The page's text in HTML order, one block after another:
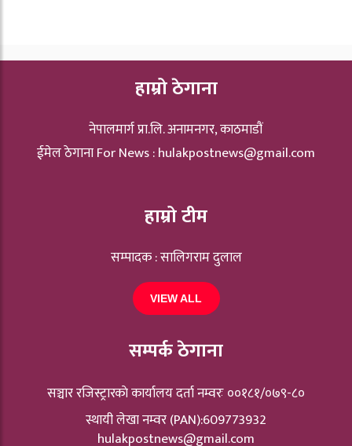
हाम्रो ठेगाना
नेपालमार्ग प्रा.लि. अनामनगर, काठमाडौं
ईमेल ठेगाना For News :hulakpostnews@gmail.com
हाम्रो टीम
सम्पादक : सालिगराम दुलाल
VIEW ALL
सम्पर्क ठेगाना
सञ्चार रजिस्ट्रारकाे कार्यालय दर्ता नम्वरः ००१८१/०७९-८०
स्थायी लेखा नम्वर (PAN):609773932
hulakpostnews@gmail.com